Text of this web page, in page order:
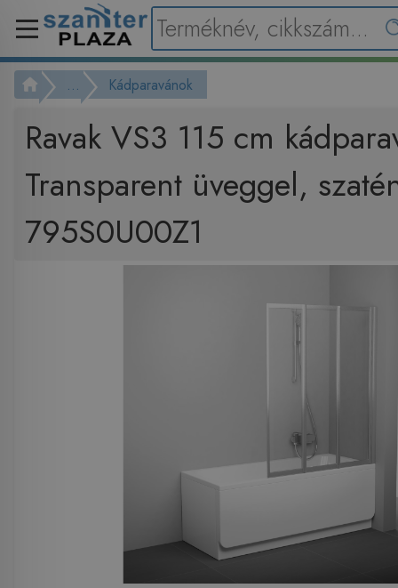
... Kádparavánok
Ravak VS3 115 cm
Transparent üveggel,
795S0U00Z1